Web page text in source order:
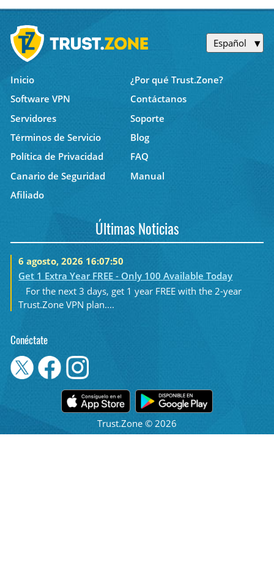
Español
Inicio
¿Por qué Trust.Zone?
Software VPN
Contáctanos
Servidores
Soporte
Términos de Servicio
Blog
Política de Privacidad
FAQ
Canario de Seguridad
Manual
Afiliado
Últimas Noticias
6 agosto, 2026 16:07:50
Get 1 Extra Year FREE - Only 100 Available Today
For the next 3 days, get 1 year FREE with the 2-year
Trust.Zone VPN plan....
Conéctate
Trust.Zone © 2026